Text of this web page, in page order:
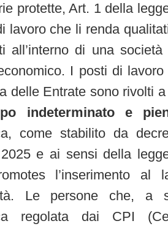
protette, Art. 1 della
lavoro che li renda
all’interno di una
I posti di
delle Entrate sono rivolti
indeterminato e
come stabilito da
e ai sensi della
l’inserimento al
Le persone che, a
regolata dai CPI